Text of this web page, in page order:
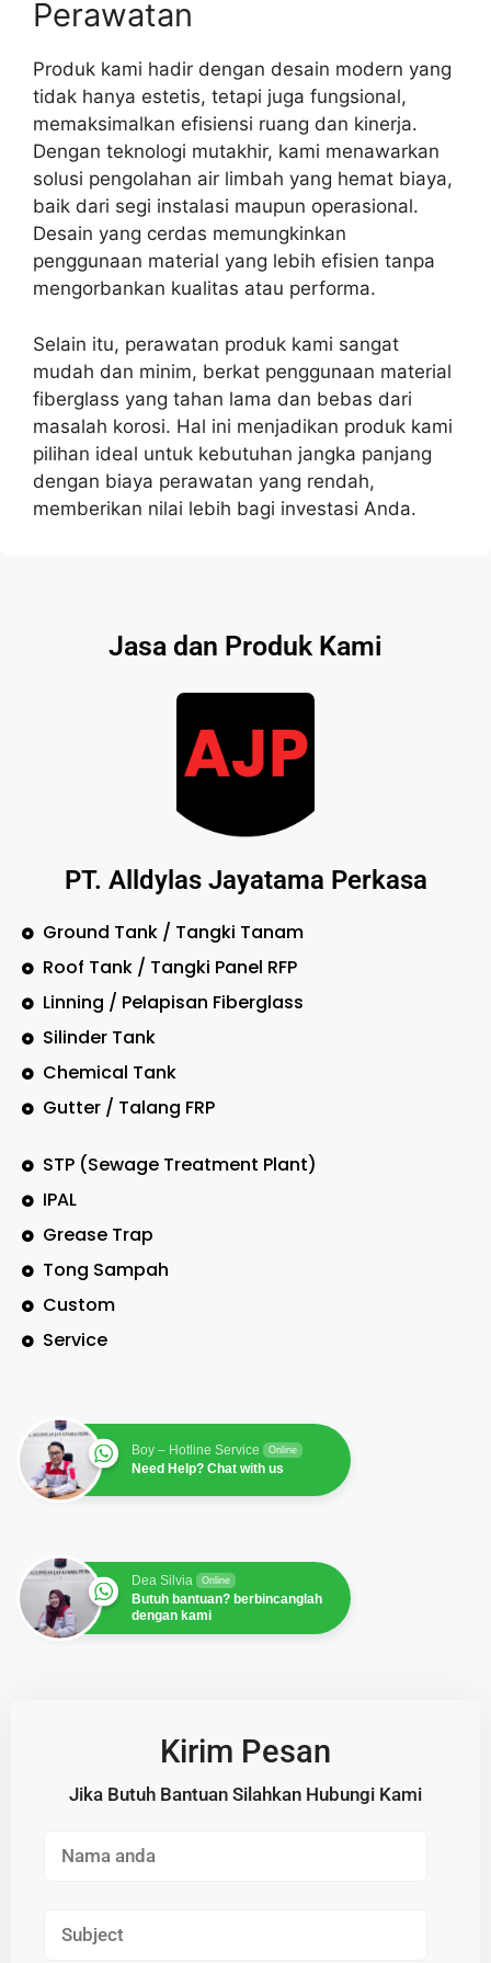
Perawatan
Produk kami hadir dengan desain modern yang
tidak hanya estetis, tetapi juga fungsional,
memaksimalkan efisiensi ruang dan kinerja.
Dengan teknologi mutakhir, kami menawarkan
solusi pengolahan air limbah yang hemat biaya,
baik dari segi instalasi maupun operasional.
Desain yang cerdas memungkinkan
penggunaan material yang lebih efisien tanpa
mengorbankan kualitas atau performa.
Selain itu, perawatan produk kami sangat
mudah dan minim, berkat penggunaan material
fiberglass yang tahan lama dan bebas dari
masalah korosi. Hal ini menjadikan produk kami
pilihan ideal untuk kebutuhan jangka panjang
dengan biaya perawatan yang rendah,
memberikan nilai lebih bagi investasi Anda.
Jasa dan Produk Kami
PT. Alldylas Jayatama Perkasa
Ground Tank / Tangki Tanam
Roof Tank / Tangki Panel RFP
Linning / Pelapisan Fiberglass
Silinder Tank
Chemical Tank
Gutter / Talang FRP
STP (Sewage Treatment Plant)
IPAL
Grease Trap
Tong Sampah
Custom
Service
Boy – Hotline Service Online
Need Help? Chat with us
Dea Silvia Online
Butuh bantuan? berbincanglah
dengan kami
Kirim Pesan
Jika Butuh Bantuan Silahkan Hubungi Kami